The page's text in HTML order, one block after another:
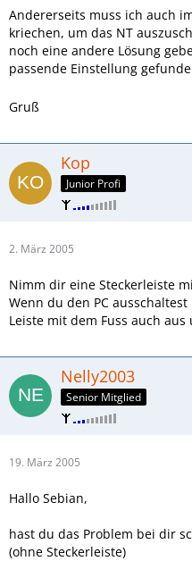
Andererseits muss ich auch
kriechen, um das NT
noch eine andere Lösung
passende Einstellung
Gruß
Kop
Junior Profi
2. März 2005
Nimm dir eine Steckerleiste
Wenn du den PC
Leiste mit dem Fuss auch
Nelly2003
Senior Mitglied
19. März 2005
Hallo Sebian,
hast du das Problem bei dir
(ohne Steckerleiste)